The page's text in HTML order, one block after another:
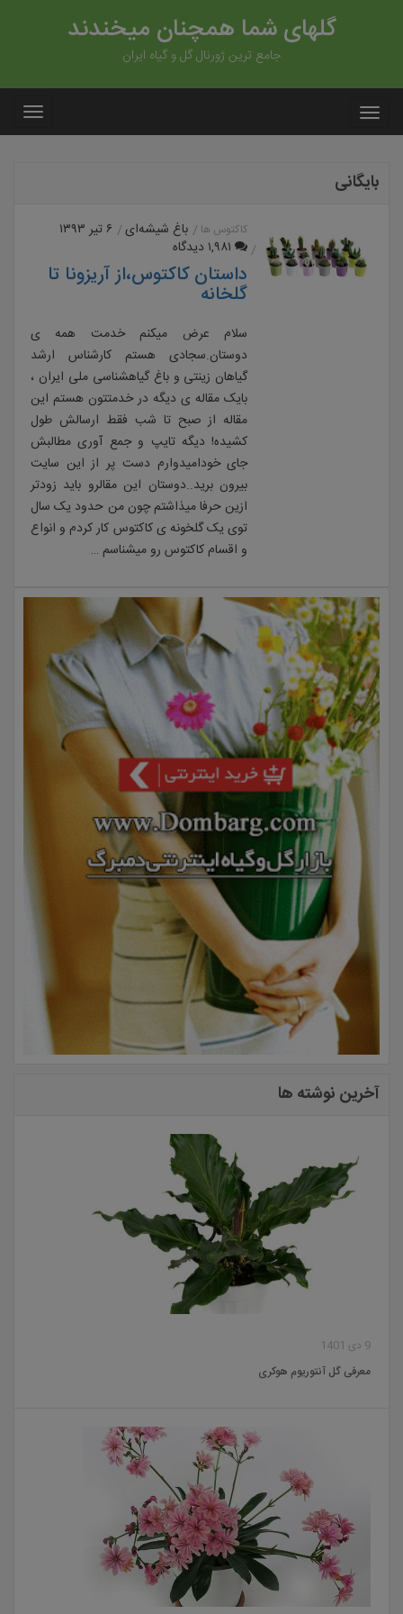
گلهای شما همچنان میخندند
جامع ترین ژورنال گل و گیاه ایران
بایگانی
کاکتوس ها باغ شیشه‌ای
۶ تیر ۱۳۹۳
۱,۹۸۱ دیدگاه
داستان کاکتوس،از آریزونا تا
گلخانه
سلام عرض میکنم خدمت همه ی
دوستان.سجادی هستم کارشناس ارشد
گیاهان زینتی و باغ گیاهشناسی ملی ایران ،
بایک مقاله ی دیگه در خدمتتون هستم این
مقاله از صبح تا شب فقط ارسالش طول
کشیده! دیگه تایپ و جمع آوری مطالبش
جای خودامیدوارم دست پر از این سایت
بیرون برید..دوستان این مقالرو باید زودتر
ازین حرفا میذاشتم چون من حدود یک سال
توی یک گلخونه ی کاکتوس کار کردم و انواع
و اقسام کاکتوس رو میشناسم …
آخرین نوشته ها
9 دی 1401
معرفی گل آنتوریوم هوکری